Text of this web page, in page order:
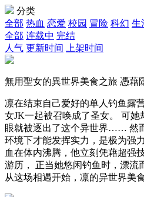
分类
全部 热血 恋爱 校园 冒险 科幻 生
全部 连载中 完结
人气 更新时间 上架时间
無用聖女的異世界美食之旅 憑藉
凛在结束自己爱好的单人钓鱼露
女JK一起被召唤成了圣女。 可
眼就被逐出了这个异世界…… 然
环境下才能发挥实力，是极为强
血在体内沸腾，他立刻凭藉超强
游历， 正当她悠闲钓鱼时，漂
从这场相遇开始，凛的异世界美